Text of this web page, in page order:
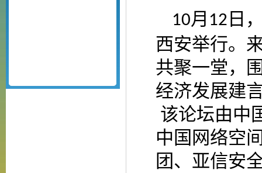
10月 12 日
西安举行。
共聚一堂，
经济发展建
该论坛由中
中国网络空
团、亚信安